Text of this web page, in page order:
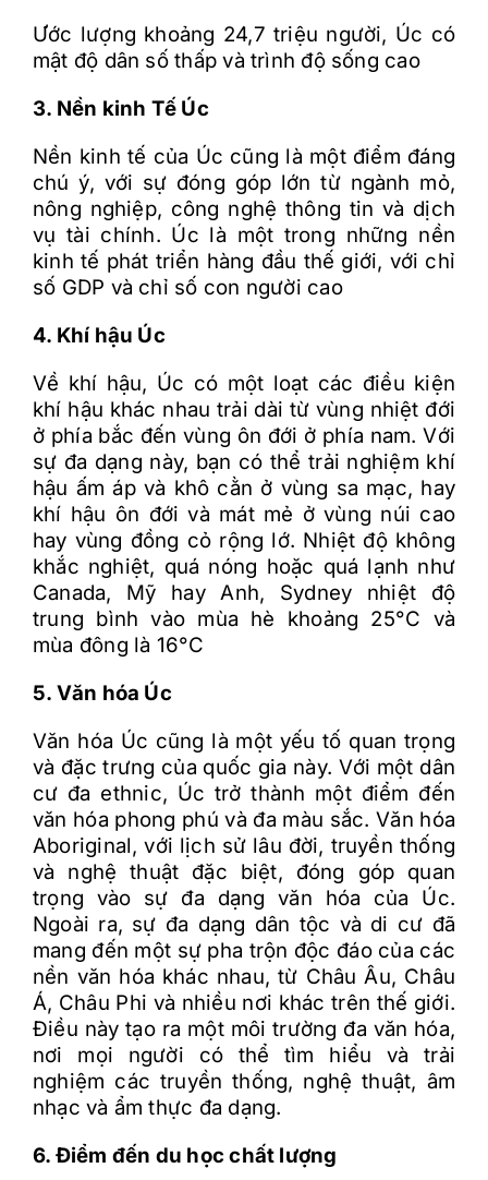
Ước lượng khoảng 24,7 triệu người, Úc có
mật độ dân số thấp và trình độ sống cao
3. Nền kinh Tế Úc
Nền kinh tế của Úc cũng là một điểm đáng
chú ý, với sự đóng góp lớn từ ngành mỏ,
nông nghiệp, công nghệ thông tin và dịch
vụ tài chính. Úc là một trong những nền
kinh tế phát triển hàng đầu thế giới, với chỉ
số GDP và chỉ số con người cao
4. Khí hậu Úc
Về khí hậu, Úc có một loạt các điều kiện
khí hậu khác nhau trải dài từ vùng nhiệt đới
ở phía bắc đến vùng ôn đới ở phía nam. Với
sự đa dạng này, bạn có thể trải nghiệm khí
hậu ấm áp và khô cằn ở vùng sa mạc, hay
khí hậu ôn đới và mát mẻ ở vùng núi cao
hay vùng đồng cỏ rộng lớ. Nhiệt độ không
khắc nghiệt, quá nóng hoặc quá lạnh như
Canada, Mỹ hay Anh, Sydney nhiệt độ
trung bình vào mùa hè khoảng 25°C và
mùa đông là 16°C
5. Văn hóa Úc
Văn hóa Úc cũng là một yếu tố quan trọng
và đặc trưng của quốc gia này. Với một dân
cư đa ethnic, Úc trở thành một điểm đến
văn hóa phong phú và đa màu sắc. Văn hóa
Aboriginal, với lịch sử lâu đời, truyền thống
và nghệ thuật đặc biệt, đóng góp quan
trọng vào sự đa dạng văn hóa của Úc.
Ngoài ra, sự đa dạng dân tộc và di cư đã
mang đến một sự pha trộn độc đáo của các
nền văn hóa khác nhau, từ Châu Âu, Châu
Á, Châu Phi và nhiều nơi khác trên thế giới.
Điều này tạo ra một môi trường đa văn hóa,
nơi mọi người có thể tìm hiểu và trải
nghiệm các truyền thống, nghệ thuật, âm
nhạc và ẩm thực đa dạng.
6. Điểm đến du học chất lượng